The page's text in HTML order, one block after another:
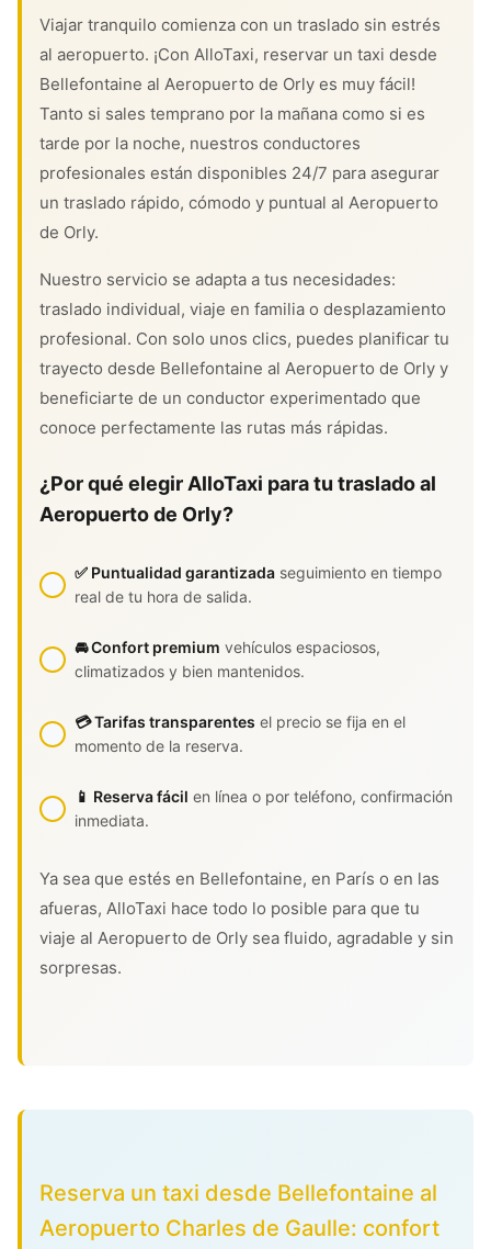
Viajar tranquilo comienza con un traslado sin estrés
al aeropuerto. ¡Con AlloTaxi, reservar un taxi desde
Bellefontaine al Aeropuerto de Orly es muy fácil!
Tanto si sales temprano por la mañana como si es
tarde por la noche, nuestros conductores
profesionales están disponibles 24/7 para asegurar
un traslado rápido, cómodo y puntual al Aeropuerto
de Orly.
Nuestro servicio se adapta a tus necesidades:
traslado individual, viaje en familia o desplazamiento
profesional. Con solo unos clics, puedes planificar tu
trayecto desde Bellefontaine al Aeropuerto de Orly y
beneficiarte de un conductor experimentado que
conoce perfectamente las rutas más rápidas.
¿Por qué elegir AlloTaxi para tu traslado al
Aeropuerto de Orly?
✅ Puntualidad garantizada seguimiento en tiempo
real de tu hora de salida.
🚘 Confort premium vehículos espaciosos,
climatizados y bien mantenidos.
💳 Tarifas transparentes el precio se fija en el
momento de la reserva.
📱 Reserva fácil en línea o por teléfono, confirmación
inmediata.
Ya sea que estés en Bellefontaine, en París o en las
afueras, AlloTaxi hace todo lo posible para que tu
viaje al Aeropuerto de Orly sea fluido, agradable y sin
sorpresas.
Reserva un taxi desde Bellefontaine al
Aeropuerto Charles de Gaulle: confort